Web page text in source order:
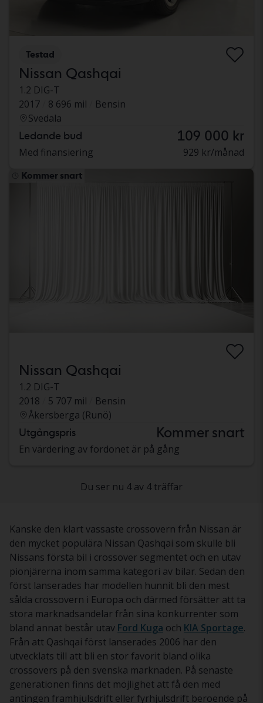
Testad
Nissan Qashqai
1.2 DIG-T
2017
8 696 mil
Bensin
Svedala
Ledande bud 109 000 kr
Med finansiering 929 kr/månad
Kommer snart
Nissan Qashqai
1.2 DIG-T
2018
5 707 mil
Bensin
Åkersberga (Runö)
Utgångspris Kommer snart
En värdering av fordonet är på gång
Du ser nu 4 av 4 träffar
Kanske den klart vassaste crossovern från Nissan är
den mycket populära Nissan Qashqai som skulle bli
Nissans första bil i crossover segmentet och en utav
pionjärerna inom samma kategori av bilar. Sedan den
först lanserades har modellen hunnit bli den mest
sålda crossovern i Europa och därmed försätter att ta
stora marknadsandelar från sina konkurrenter som
bland annat består utav Ford Kuga och KIA Sportage.
Från att Qashqai först lanserades 2006 har den
utvecklats till att bli en stor favorit bland olika
crossovers på den svenska marknaden. På senaste
generationen finns det möjlighet att få den med
antingen framhjulsdrift eller fyrhjulsdrift beroende på